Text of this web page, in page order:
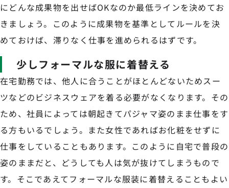
にどんな成果物を出せばOKなのか最低ラインを決めてお
きましょう。このように成果物を基準としてルールを決
めておけば、滞りなく仕事を進められるはずです。
少しフォーマルな服に着替える
在宅勤務では、他人に合うことがほとんどないためスー
ツなどのビジネスウェアを着る必要がなくなります。その
ため、社員によっては朝起きてパジャマ姿のまま仕事をす
る方もいるでしょう。また女性であればお化粧をせずに
仕事をしていることもあります。このように自宅で普段の
姿のままだと、どうしても人は気が抜けてしまうもので
す。そこであえてフォーマルな服装に着替えることもよい